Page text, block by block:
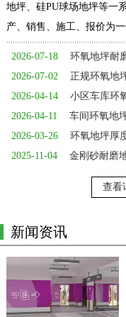
地坪、硅PU球场地坪等一
产、销售、施工、报价为一
2026-07-18
环氧地坪耐
2026-07-02
正规环氧地
2026-04-14
小区车库环
2026-04-11
车间环氧地
2026-03-26
环氧地坪厚
2025-11-04
金刚砂耐磨
查看
新闻资讯